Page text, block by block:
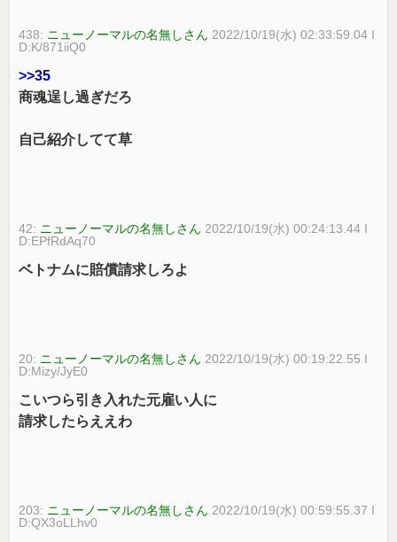
438: ニューノーマルの名無しさん 2022/10/19(水) 02:33:59.04 I
D:K/871iiQ0
>>35
商魂逞し過ぎだろ
自己紹介してて草
42: ニューノーマルの名無しさん 2022/10/19(水) 00:24:13.44 I
D:EPfRdAq70
ベトナムに賠償請求しろよ
20: ニューノーマルの名無しさん 2022/10/19(水) 00:19:22.55 I
D:Mizy/JyE0
こいつら引き入れた元雇い人に
請求したらええわ
203: ニューノーマルの名無しさん 2022/10/19(水) 00:59:55.37 I
D:QX3oLLhv0